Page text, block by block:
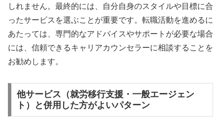
しれません。最終的には、自分自身のスタイルや目標に合
ったサービスを選ぶことが重要です。転職活動を進めるに
あたっては、専門的なアドバイスやサポートが必要な場合
には、信頼できるキャリアカウンセラーに相談することを
お勧めします。
他サービス（就労移行支援・一般エージェン
ト）と併用した方がよいパターン